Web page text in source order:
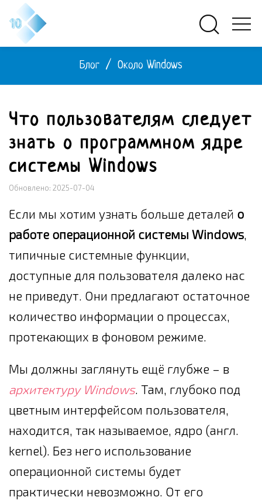
Блог / Около Windows
Что пользователям следует
знать о программном ядре
системы Windows
Обновлено: 2025-07-04
Если мы хотим узнать больше деталей о
работе операционной системы Windows,
типичные системные функции,
доступные для пользователя далеко нас
не приведут. Они предлагают остаточное
количество информации о процессах,
протекающих в фоновом режиме.
Мы должны заглянуть ещё глубже – в
архитектуру Windows. Там, глубоко под
цветным интерфейсом пользователя,
находится, так называемое, ядро (англ.
kernel). Без него использование
операционной системы будет
практически невозможно. От его